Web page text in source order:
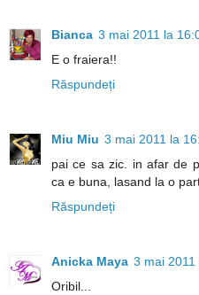
Bianca 3 mai 2011 la
E o fraiera!!
Răspundeți
Miu Miu 3 mai 2011 la
pai ce sa zic. in afar de
ca e buna, lasand la o
Răspundeți
Anicka Maya 3 mai 2011
Oribil...